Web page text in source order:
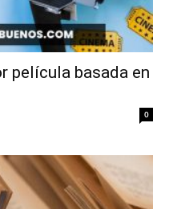
película basada en
0